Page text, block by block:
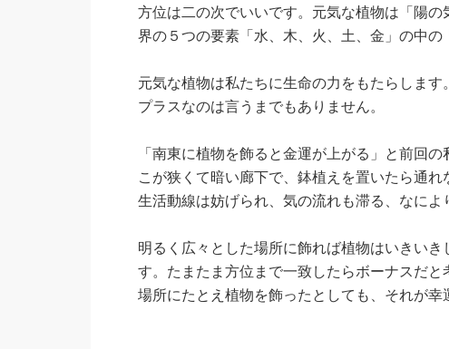
方位は二の次でいいです。元気な植物は「陽
界の５つの要素「水、木、火、土、金」の中の
元気な植物は私たちに生命の力をもたらしま
プラスなのは言うまでもありません。
「南東に植物を飾ると金運が上がる」と前回
こが狭くて暗い廊下で、鉢植えを置いたら通
生活動線は妨げられ、気の流れも滞る、なによ
明るく広々とした場所に飾れば植物はいきい
す。たまたま方位まで一致したらボーナスだ
場所にたとえ植物を飾ったとしても、それが幸